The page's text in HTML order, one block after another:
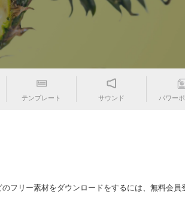
テンプレート サウンド パワー
フリー素材をダウンロードをするには、無料会員